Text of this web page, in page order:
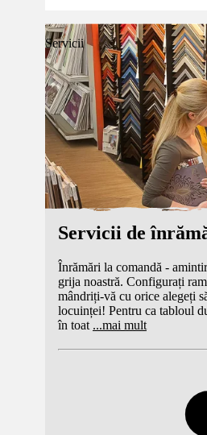
Servicii
Servicii de
Înrămări la comandă -
grija noastră. Configurați
mândriți-vă cu orice alegeți
locuinței! Pentru ca tabloul
în toat ...mai mult